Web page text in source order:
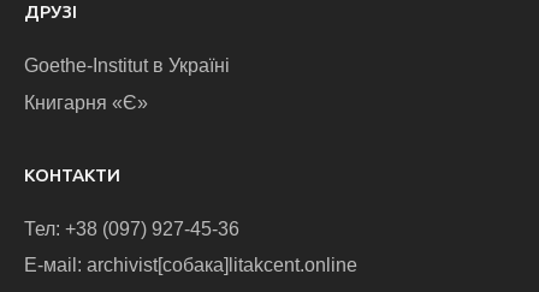
ДРУЗІ
Goethe-Institut в Україні
Книгарня «Є»
КОНТАКТИ
Тел: +38 (097) 927-45-36
E-маіl: archivist[собака]litakcent.online